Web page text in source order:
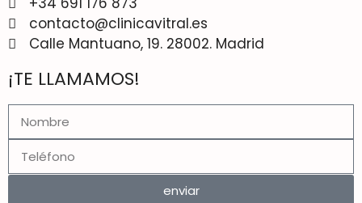
contacto@clinicavitral.es
Calle Mantuano, 19. 28002. Madrid
¡TE LLAMAMOS!
enviar